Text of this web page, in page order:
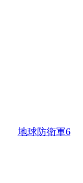
地球防衛軍6